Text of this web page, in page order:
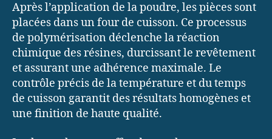
Après l’application de la poudre, les pièces sont
placées dans un four de cuisson. Ce processus
de polymérisation déclenche la réaction
chimique des résines, durcissant le revêtement
et assurant une adhérence maximale. Le
contrôle précis de la température et du temps
de cuisson garantit des résultats homogènes et
une finition de haute qualité.